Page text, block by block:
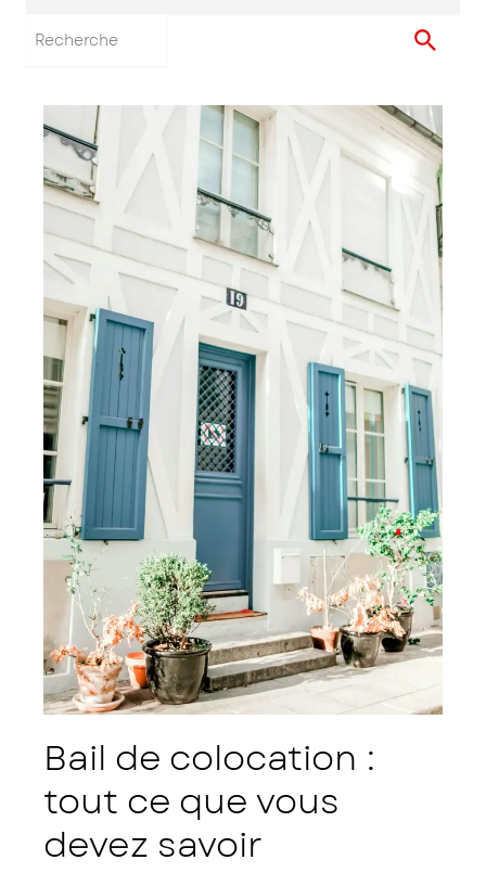
Selectionnez une
Bail de colocation :
tout ce que vous
devez savoir